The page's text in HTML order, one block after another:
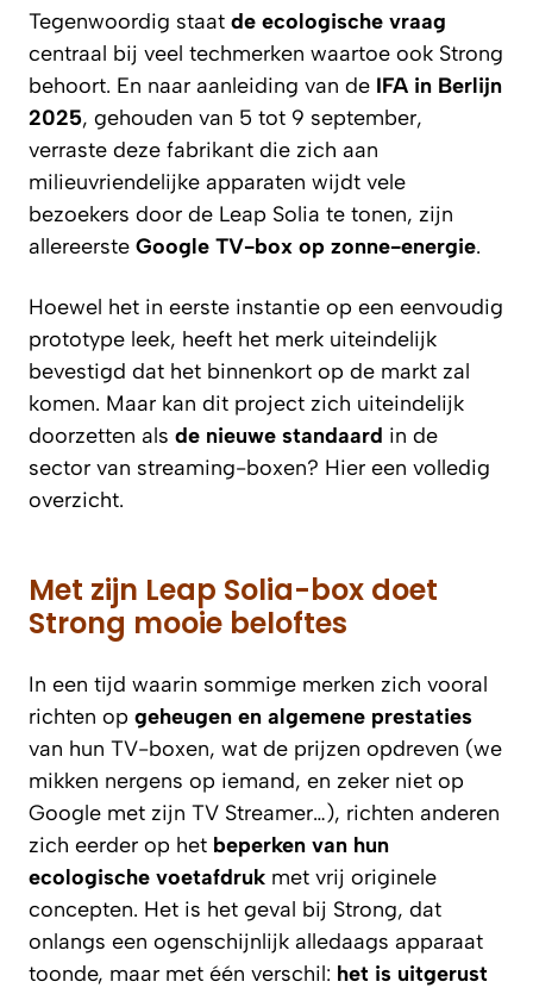
Tegenwoordig staat de ecologische vraag
centraal bij veel techmerken waartoe ook Strong
behoort. En naar aanleiding van de IFA in Berlijn
2025, gehouden van 5 tot 9 september,
verraste deze fabrikant die zich aan
milieuvriendelijke apparaten wijdt vele
bezoekers door de Leap Solia te tonen, zijn
allereerste Google TV-box op zonne-energie.
Hoewel het in eerste instantie op een eenvoudig
prototype leek, heeft het merk uiteindelijk
bevestigd dat het binnenkort op de markt zal
komen. Maar kan dit project zich uiteindelijk
doorzetten als de nieuwe standaard in de
sector van streaming-boxen? Hier een volledig
overzicht.
Met zijn Leap Solia-box doet
Strong mooie beloftes
In een tijd waarin sommige merken zich vooral
richten op geheugen en algemene prestaties
van hun TV-boxen, wat de prijzen opdreven (we
mikken nergens op iemand, en zeker niet op
Google met zijn TV Streamer…), richten anderen
zich eerder op het beperken van hun
ecologische voetafdruk met vrij originele
concepten. Het is het geval bij Strong, dat
onlangs een ogenschijnlijk alledaags apparaat
toonde, maar met één verschil: het is uitgerust